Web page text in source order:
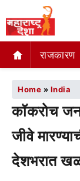
राजकारण
Home » India
कॉकरोच
जीवे
देशभरात